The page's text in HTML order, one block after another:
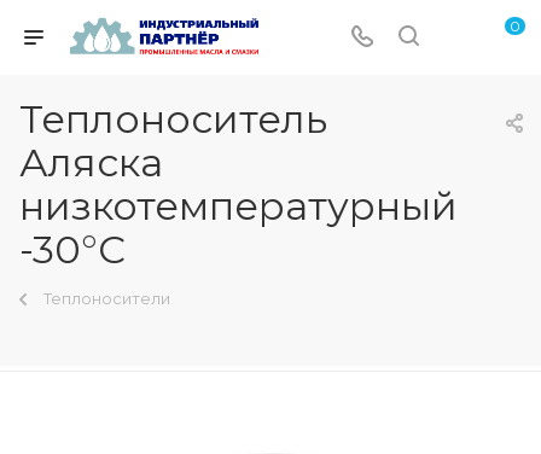
0
Теплоноситель
Аляска
низкотемпературный
-30°C
Теплоносители